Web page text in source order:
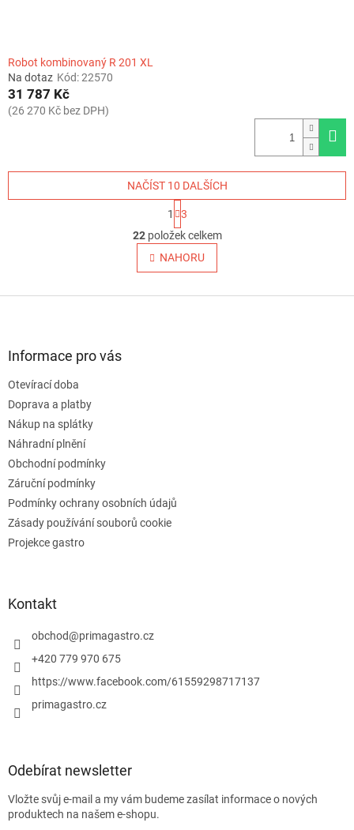
Robot kombinovaný R 201 XL
Na dotaz Kód:22570
31 787 Kč
(26 270 Kč bez DPH)
O
v
l
á
u
NAČÍST 10 DALŠÍCH
t
r
á
n
k
v
1
3
22položek celkem
NAHORU
Informace pro vás
Otevírací doba
Doprava a platby
Nákup na splátky
Náhradní plnění
Obchodní podmínky
Záruční podmínky
Podmínky ochrany osobních údajů
Zásady používání souborů cookie
Projekce gastro
Kontakt
obchod@primagastro.cz
+420 779 970 675
https://www.facebook.com/61559298717137
primagastro.cz
Odebírat newsletter
Vložte svůj e-mail a my vám budeme zasílat informace o nových
produktech na našem e-shopu.